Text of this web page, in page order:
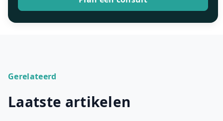
Gerelateerd
Laatste artikelen